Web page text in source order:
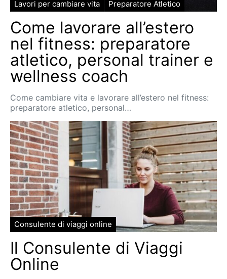
Lavori per cambiare vita Preparatore Atletico
Come lavorare all’estero
nel fitness: preparatore
atletico, personal trainer e
wellness coach
Come cambiare vita e lavorare all’estero nel fitness:
preparatore atletico, personal…
Consulente di viaggi online
Il Consulente di Viaggi
Online